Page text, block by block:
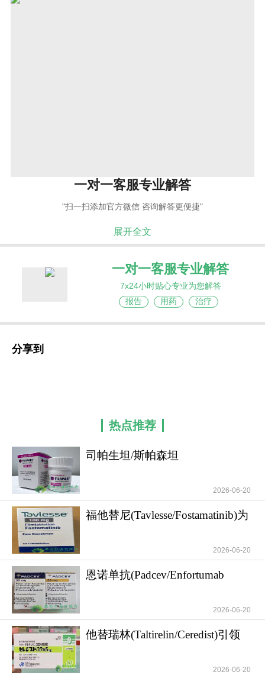
一对一客服专业解答
"扫一扫添加官方微信 咨询解答更便捷"
展开全文
一对一客服专业解答
7x24小时贴心专业为您解答
报告
用药 治疗
分享到
热点推荐
司帕生坦/斯帕森坦
2026-06-20
福他替尼(Tavlesse/Fostamatinib)为
2026-06-20
恩诺单抗(Padcev/Enfortumab
2026-06-20
他替瑞林(Taltirelin/Ceredist)引领
2026-06-20